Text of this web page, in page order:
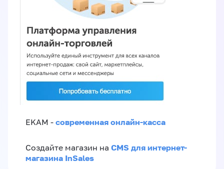
EKAM - современная онлайн-касса
Создайте магазин на CMS для интернет-
магазина InSales